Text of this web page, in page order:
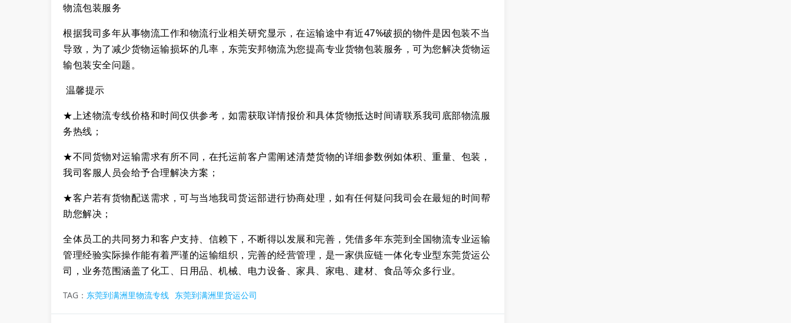
物流包装服务
根据我司多年从事物流工作和物流行业相关研究显示，在运输途中有近47%破损的物件是因包装不当
导致，为了减少货物运输损坏的几率，东莞安邦物流为您提高专业货物包装服务，可为您解决货物运
输包装安全问题。
温馨提示
★上述物流专线价格和时间仅供参考，如需获取详情报价和具体货物抵达时间请联系我司底部物流服
务热线；
★不同货物对运输需求有所不同，在托运前客户需阐述清楚货物的详细参数例如体积、重量、包装，
我司客服人员会给予合理解决方案；
★客户若有货物配送需求，可与当地我司货运部进行协商处理，如有任何疑问我司会在最短的时间帮
助您解决；
全体员工的共同努力和客户支持、信赖下，不断得以发展和完善，凭借多年东莞到全国物流专业运输
管理经验实际操作能有着严谨的运输组织，完善的经营管理，是一家供应链一体化专业型东莞货运公
司，业务范围涵盖了化工、日用品、机械、电力设备、家具、家电、建材、食品等众多行业。
TAG： 东莞到满洲里物流专线 东莞到满洲里货运公司